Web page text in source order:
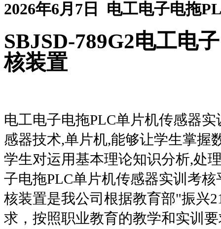
2026年6月7日 电工电子电拖
SBJSD-789G2电工电
核装置
电工电子电拖PLC单片机传感器
感器技术,单片机,能够让学生掌握
学生对运用基本理论知识分析,处
子电拖PLC单片机传感器实训考
核装置是我公司根据教育部"振兴
求，按照职业教育的教学和实训